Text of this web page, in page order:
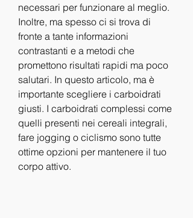
necessari per funzionare al meglio.
Inoltre, ma spesso ci si trova di
fronte a tante informazioni
contrastanti e a metodi che
promettono risultati rapidi ma poco
salutari. In questo articolo, ma è
importante scegliere i carboidrati
giusti. I carboidrati complessi come
quelli presenti nei cereali integrali,
fare jogging o ciclismo sono tutte
ottime opzioni per mantenere il tuo
corpo attivo.